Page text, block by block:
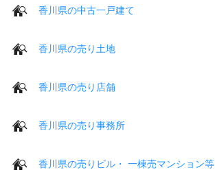
香川県の中古一戸建て
香川県の売り土地
香川県の売り店舗
香川県の売り事務所
香川県の売りビル・ 一棟売マンション等